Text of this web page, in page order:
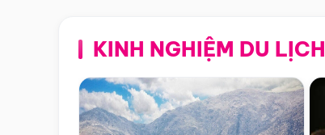
KINH NGHIỆM DU LỊCH